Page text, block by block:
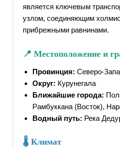
является ключевым
узлом, соединяющим
прибрежными равнинами.
📍 Местоположение и
Провинция: Северо-
Округ: Курунегала
Ближайшие города:
Рамбуккана (Восток),
Водный путь: Река
🌡 Климат